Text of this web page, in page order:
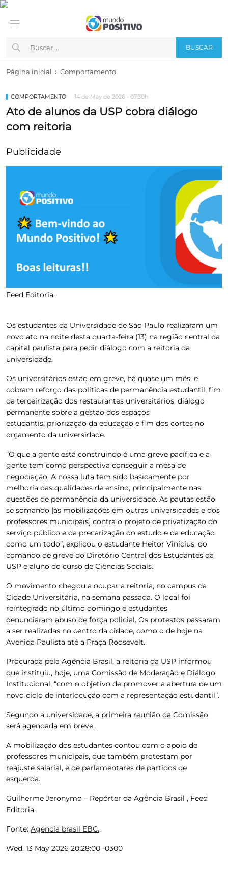
BUSCAR
Página inicial › Comportamento
COMPORTAMENTO 14 de May de 2026 - 07:30h
Ato de alunos da USP cobra diálogo
com reitoria
Publicidade
Feed Editoria.
Os estudantes da Universidade de São Paulo realizaram um
novo ato na noite desta quarta-feira (13) na região central da
capital paulista para pedir diálogo com a reitoria da
universidade.
Os universitários estão em greve, há quase um mês, e
cobram reforço das políticas de permanência estudantil, fim
da terceirização dos restaurantes universitários, diálogo
permanente sobre a gestão dos espaços
estudantis, priorização da educação e fim dos cortes no
orçamento da universidade.
“O que a gente está construindo é uma greve pacífica e a
gente tem como perspectiva conseguir a mesa de
negociação. A nossa luta tem sido basicamente por
melhoria das qualidades de ensino, principalmente nas
questões de permanência da universidade. As pautas estão
se somando [às mobilizações em outras universidades e dos
professores municipais] contra o projeto de privatização do
serviço público e da precarização do estudo e da educação
como um todo”, explicou o estudante Heitor Vinícius, do
comando de greve do Diretório Central dos Estudantes da
USP e aluno do curso de Ciências Sociais.
O movimento chegou a ocupar a reitoria, no campus da
Cidade Universitária, na semana passada. O local foi
reintegrado no último domingo e estudantes
denunciaram abuso de força policial. Os protestos passaram
a ser realizadas no centro da cidade, como o de hoje na
Avenida Paulista até a Praça Roosevelt.
Procurada pela Agência Brasil, a reitoria da USP informou
que instituiu, hoje, uma Comissão de Moderação e Diálogo
Institucional, “com o objetivo de promover a abertura de um
novo ciclo de interlocução com a representação estudantil”.
Segundo a universidade, a primeira reunião da Comissão
será agendada em breve.
A mobilização dos estudantes contou com o apoio de
professores municipais, que também protestam por
reajuste salarial, e de parlamentares de partidos de
esquerda.
Guilherme Jeronymo – Repórter da Agência Brasil , Feed
Editoria.
Fonte: Agencia brasil EBC..
Wed, 13 May 2026 20:28:00 -0300